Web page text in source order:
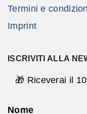
Termini e
Imprint
ISCRIVITI ALLA
🎁 Riceverai il
Nome